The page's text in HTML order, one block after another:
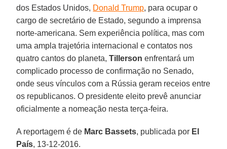
dos Estados Unidos, Donald Trump, para ocupar o
cargo de secretário de Estado, segundo a imprensa
norte-americana. Sem experiência política, mas com
uma ampla trajetória internacional e contatos nos
quatro cantos do planeta,Tillerson enfrentará um
complicado processo de confirmação no Senado,
onde seus vínculos com a Rússia geram receios entre
os republicanos. O presidente eleito prevê anunciar
oficialmente a nomeação nesta terça-feira.
A reportagem é de Marc Bassets, publicada por El
País, 13-12-2016.